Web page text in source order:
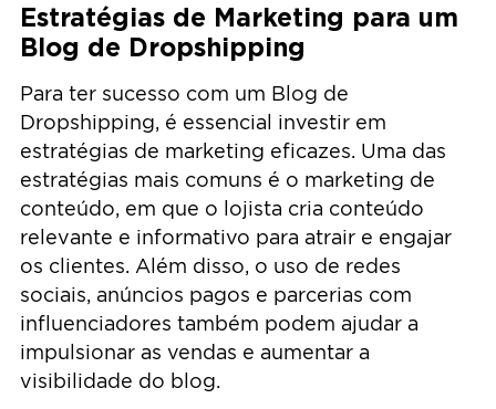
Estratégias de Marketing para um
Blog de Dropshipping
Para ter sucesso com um Blog de
Dropshipping, é essencial investir em
estratégias de marketing eficazes. Uma das
estratégias mais comuns é o marketing de
conteúdo, em que o lojista cria conteúdo
relevante e informativo para atrair e engajar
os clientes. Além disso, o uso de redes
sociais, anúncios pagos e parcerias com
influenciadores também podem ajudar a
impulsionar as vendas e aumentar a
visibilidade do blog.